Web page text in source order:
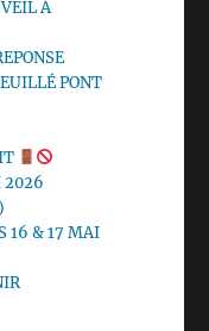
VEIL A
PONT
2026
16 & 17 MAI